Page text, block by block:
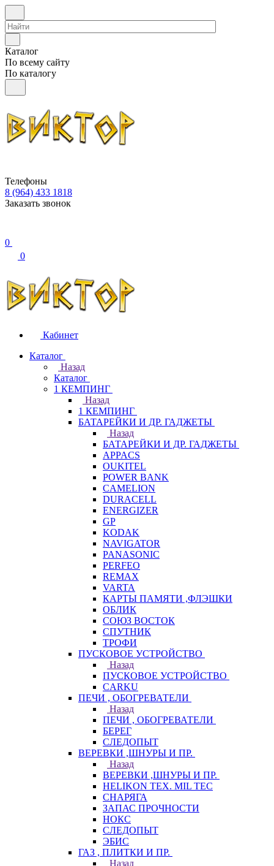
Каталог
По всему сайту
По каталогу
Телефоны
8 (964) 433 1818
Заказать звонок
0
0
Кабинет
Каталог
Назад
Каталог
1 КЕМПИНГ
Назад
1 КЕМПИНГ
БАТАРЕЙКИ И ДР. ГАДЖЕТЫ
Назад
БАТАРЕЙКИ И ДР. ГАДЖЕТЫ
APPACS
OUKITEL
POWER BANK
CAMELION
DURACELL
ENERGIZER
GP
KODAK
NAVIGATOR
PANASONIC
PERFEO
REMAX
VARTA
КАРТЫ ПАМЯТИ ,ФЛЭШКИ
ОБЛИК
СОЮЗ ВОСТОК
СПУТНИК
ТРОФИ
ПУСКОВОЕ УСТРОЙСТВО
Назад
ПУСКОВОЕ УСТРОЙСТВО
CARKU
ПЕЧИ , ОБОГРЕВАТЕЛИ
Назад
ПЕЧИ , ОБОГРЕВАТЕЛИ
БЕРЕГ
СЛЕДОПЫТ
ВЕРЕВКИ ,ШНУРЫ И ПР.
Назад
ВЕРЕВКИ ,ШНУРЫ И ПР.
HELIKON TEX. MIL TEC
СНАРЯГА
ЗАПАС ПРОЧНОСТИ
НОКС
СЛЕДОПЫТ
ЭБИС
ГАЗ , ПЛИТКИ И ПР.
Назад